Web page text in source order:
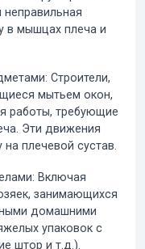
в мышцах плеча и
Строители,
мытьем окон,
работы, требующие
Эти движения
плечевой сустав.
Включая
занимающихся
домашними
упаковок с
штор и т.д.).